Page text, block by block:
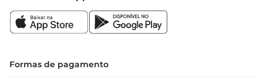
certamente trará sorrisos e satisfação àqueles
que o receberem. Prepare-se para momentos de
alegria e conexão nesta Páscoa com este ovo
Formas de pagamento